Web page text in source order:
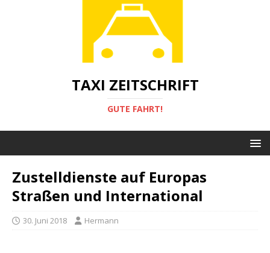
TAXI ZEITSCHRIFT
GUTE FAHRT!
Zustelldienste auf Europas
Straßen und International
30. Juni 2018 Hermann